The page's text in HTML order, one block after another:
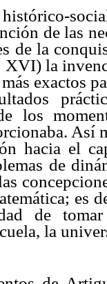
de las
de la
la
exactos
los
Así
hacia el
de
es
de
la